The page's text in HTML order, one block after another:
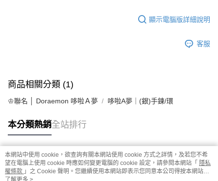
顯示電腦版詳細說明
客服
商品相關分類 (1)
♔聯名 │ Doraemon 哆啦Ａ夢 哆啦A夢｜(銀)手鍊/環
本分類熱銷全站排行
熱門標籤
本網站中使用 cookie，欲查詢有關本網站使用 cookie 方式之詳情，及若您不希
望在電腦上使用 cookie 時應如何變更電腦的 cookie 設定，請參閱本網站「 隱私
權條款 」之 Cookie 聲明。您繼續使用本網站即表示您同意本公司得按本網站使
用條款之 Cookie 聲明使用 cookie。
了解更多 >